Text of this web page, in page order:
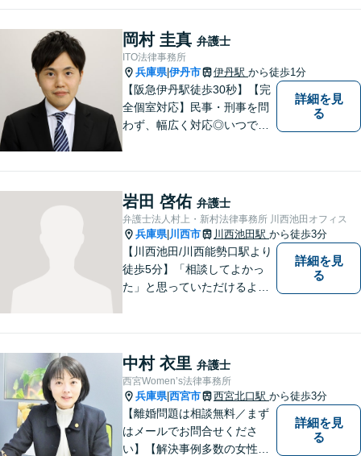
岡村 圭真 弁護士
ITO法律事務所
兵庫県|伊丹市 伊丹駅 から徒歩1分
【阪急伊丹駅徒歩30秒】【完
全個室対応】民事・刑事を問
わず、幅広く対応◎いつでも
れず、尽力してまいります。
【メーカー法務経験あり】
詳細を見
る
岩田 啓佑 弁護士
弁護士法人村上・新村法律事務所 川西池田オフィス
兵庫県| 川西市 川西池田駅 から徒歩3分
【川西池田/川西能勢口駅より
徒歩5分】「相談してよかっ
た」と思っていただけるよう
ことなく私にご相談くださ
い。
詳細を見
る
中村 衣里 弁護士
西宮Women’s法律事務所
兵庫県|西宮市 西宮北口駅 から徒歩3分
【離婚問題は相談無料／まず
はメールでお問合せくださ
い】【解決事例多数の女性弁
詳細を見
る